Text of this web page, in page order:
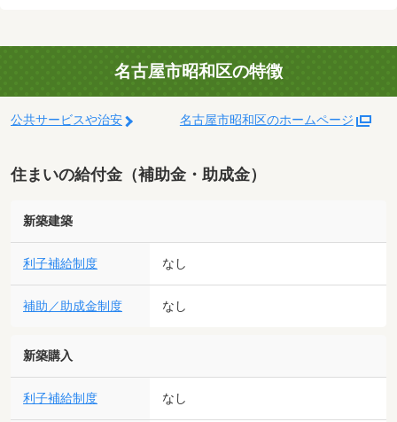
名古屋市昭和区の特徴
公共サービスや治安 名古屋市昭和区のホームページ
住まいの給付金（補助金・助成金）
新築建築
利子補給制度 なし
補助／助成金制度 なし
新築購入
利子補給制度 なし